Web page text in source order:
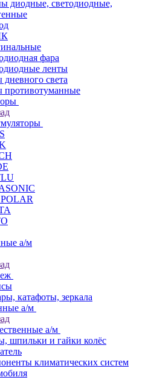
диодные, светодиодные,
фара
ленты
света
противотуманные
а/м
катафоты, зеркала
а/м
а/м
шпильки и гайки колёс
климатических систем